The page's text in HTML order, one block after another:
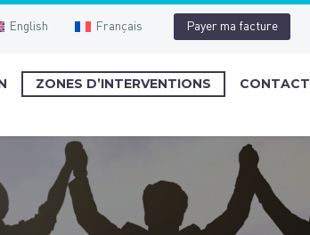
English Français Payer ma facture
ZONES D’INTERVENTIONS CONTACT